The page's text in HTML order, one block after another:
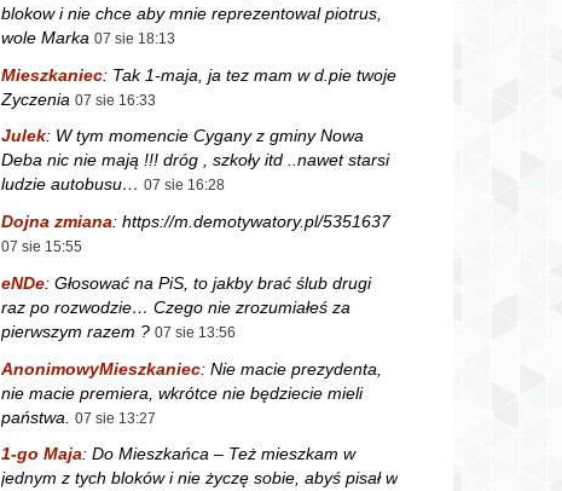
blokow i nie chce aby mnie reprezentowal piotrus,
wole Marka 07 sie 18:13
Mieszkaniec: Tak 1-maja, ja tez mam w d.pie twoje
Zyczenia 07 sie 16:33
Julek: W tym momencie Cygany z gminy Nowa
Deba nic nie mają !!! dróg , szkoły itd ..nawet starsi
ludzie autobusu… 07 sie 16:28
Dojna zmiana: https://m.demotywatory.pl/5351637
07 sie 15:55
eNDe: Głosować na PiS, to jakby brać ślub drugi
raz po rozwodzie… Czego nie zrozumiałeś za
pierwszym razem ? 07 sie 13:56
AnonimowyMieszkaniec: Nie macie prezydenta,
nie macie premiera, wkrótce nie będziecie mieli
państwa.
07 sie 13:27
1-go Maja: Do Mieszkańca – Też mieszkam w
jednym z tych bloków i nie życzę sobie, abyś pisał w